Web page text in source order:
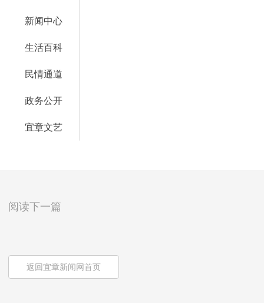
新闻中心
生活百科
民情通道
政务公开
宜章文艺
阅读下一篇
返回宜章新闻网首页